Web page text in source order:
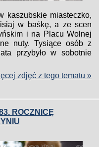
kaszubskie miasteczko,
w baśkę, a ze scen
i na Placu Wolnej
nuty. Tysiące osób z
przybyło w sobotnie
zdjęć z tego tematu »
ROCZNICĘ